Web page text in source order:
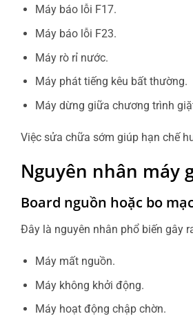
Máy báo lỗi F17.
Máy báo lỗi F23.
Máy rò rỉ nước.
Máy phát tiếng kêu bất thường.
Máy dừng giữa chương trình
Việc sửa chữa sớm giúp hạn chế
Nguyên nhân máy
Board nguồn hoặc bo
Đây là nguyên nhân phổ biến gây
Máy mất nguồn.
Máy không khởi động.
Máy hoạt động chập chờn.